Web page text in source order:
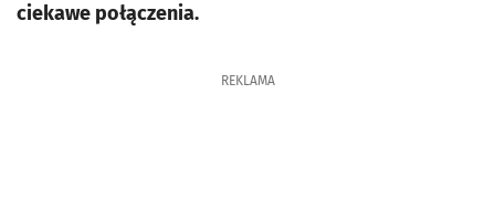
ciekawe połączenia.
REKLAMA